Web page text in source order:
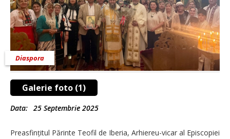
Galerie foto (1)
Diaspora
Data: 25 Septembrie 2025
Preasfințitul Părinte Teofil de Iberia, Arhiereu-vicar al Episcopiei